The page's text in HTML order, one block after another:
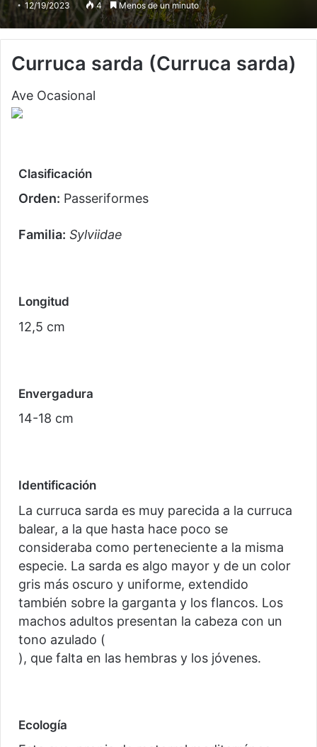
12/19/2023 4 Menos de un minuto
Curruca sarda (Curruca sarda)
Ave Ocasional
Clasificación
Orden: Passeriformes
Familia: Sylviidae
Longitud
12,5 cm
Envergadura
14-18 cm
Identificación
La curruca sarda es muy parecida a la curruca
balear, a la que hasta hace poco se
consideraba como perteneciente a la misma
especie. La sarda es algo mayor y de un color
gris más oscuro y uniforme, extendido
también sobre la garganta y los flancos. Los
machos adultos presentan la cabeza con un
tono azulado (
), que falta en las hembras y los jóvenes.
Ecología